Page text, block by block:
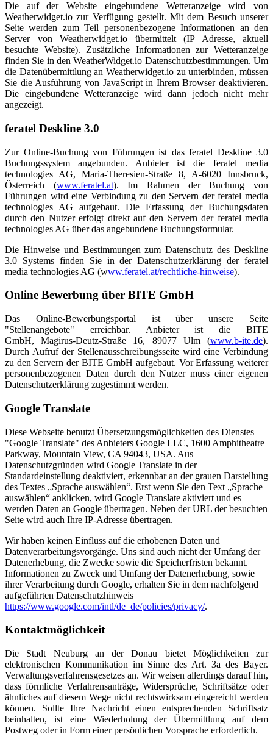
Die auf der Website eingebundene Wetteranzeige wird von
Weatherwidget.io zur Verfügung gestellt. Mit dem Besuch unserer
Seite werden zum Teil personenbezogene Informationen an den
Server von Weatherwidget.io übermittelt (IP Adresse, aktuell
besuchte Website). Zusätzliche Informationen zur Wetteranzeige
finden Sie in den WeatherWidget.io Datenschutzbestimmungen. Um
die Datenübermittlung an Weatherwidget.io zu unterbinden, müssen
Sie die Ausführung von JavaScript in Ihrem Browser deaktivieren.
Die eingebundene Wetteranzeige wird dann jedoch nicht mehr
angezeigt.
feratel Deskline 3.0
Zur Online-Buchung von Führungen ist das feratel Deskline 3.0
Buchungssystem angebunden. Anbieter ist die feratel media
technologies AG, Maria-Theresien-Straße 8, A-6020 Innsbruck,
Österreich (www.feratel.at). Im Rahmen der Buchung von
Führungen wird eine Verbindung zu den Servern der feratel media
technologies AG aufgebaut. Die Erfassung der Buchungsdaten
durch den Nutzer erfolgt direkt auf den Servern der feratel media
technologies AG über das angebundene Buchungsformular.
Die Hinweise und Bestimmungen zum Datenschutz des Deskline
3.0 Systems finden Sie in der Datenschutzerklärung der feratel
media technologies AG (www.feratel.at/rechtliche-hinweise).
Online Bewerbung über BITE GmbH
Das Online-Bewerbungsportal ist über unsere Seite
"Stellenangebote" erreichbar. Anbieter ist die BITE
GmbH, Magirus-Deutz-Straße 16, 89077 Ulm (www.b-ite.de).
Durch Aufruf der Stellenausschreibungsseite wird eine Verbindung
zu den Servern der BITE GmbH aufgebaut. Vor Erfassung weiterer
personenbezogenen Daten durch den Nutzer muss einer eigenen
Datenschutzerklärung zugestimmt werden.
Google Translate
Diese Webseite benutzt Übersetzungsmöglichkeiten des Dienstes
"Google Translate" des Anbieters Google LLC, 1600 Amphitheatre
Parkway, Mountain View, CA 94043, USA. Aus
Datenschutzgründen wird Google Translate in der
Standardeinstellung deaktiviert, erkennbar an der grauen Darstellung
des Textes „Sprache auswählen“. Erst wenn Sie den Text „Sprache
auswählen“ anklicken, wird Google Translate aktiviert und es
werden Daten an Google übertragen. Neben der URL der besuchten
Seite wird auch Ihre IP-Adresse übertragen.
Wir haben keinen Einfluss auf die erhobenen Daten und
Datenverarbeitungsvorgänge. Uns sind auch nicht der Umfang der
Datenerhebung, die Zwecke sowie die Speicherfristen bekannt.
Informationen zu Zweck und Umfang der Datenerhebung, sowie
ihrer Verarbeitung durch Google, erhalten Sie in dem nachfolgend
aufgeführten Datenschutzhinweis
https://www.google.com/intl/de_de/policies/privacy/.
Kontaktmöglichkeit
Die Stadt Neuburg an der Donau bietet Möglichkeiten zur
elektronischen Kommunikation im Sinne des Art. 3a des Bayer.
Verwaltungsverfahrensgesetzes an. Wir weisen allerdings darauf hin,
dass förmliche Verfahrensanträge, Widersprüche, Schriftsätze oder
ähnliches auf diesem Wege nicht rechtswirksam eingereicht werden
können. Sollte Ihre Nachricht einen entsprechenden Schriftsatz
beinhalten, ist eine Wiederholung der Übermittlung auf dem
Postweg oder in Form einer persönlichen Vorsprache erforderlich.